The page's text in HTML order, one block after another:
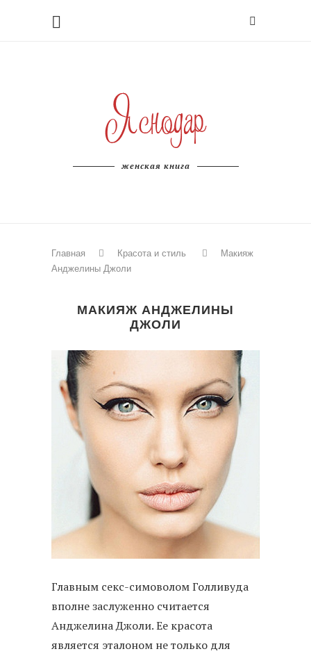
женская книга
Главная Красота и стиль
Макияж
Анджелины Джоли
МАКИЯЖ АНДЖЕЛИНЫ
ДЖОЛИ
Главным секс-симоволом Голливуда
вполне заслуженно считается
Анджелина Джоли. Ее красота
является эталоном не только для